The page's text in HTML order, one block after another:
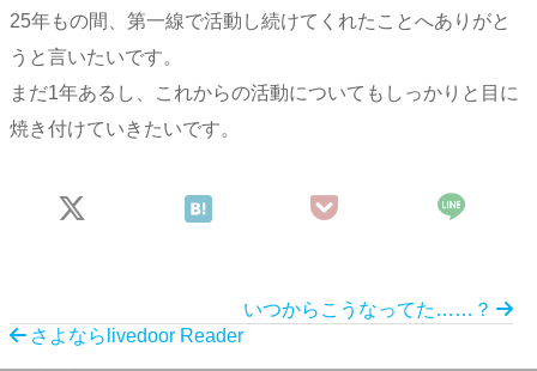
25年もの間、第一線で活動し続けてくれたことへありがと
うと言いたいです。
まだ1年あるし、これからの活動についてもしっかりと目に
焼き付けていきたいです。
いつからこうなってた……？
さよならlivedoor Reader